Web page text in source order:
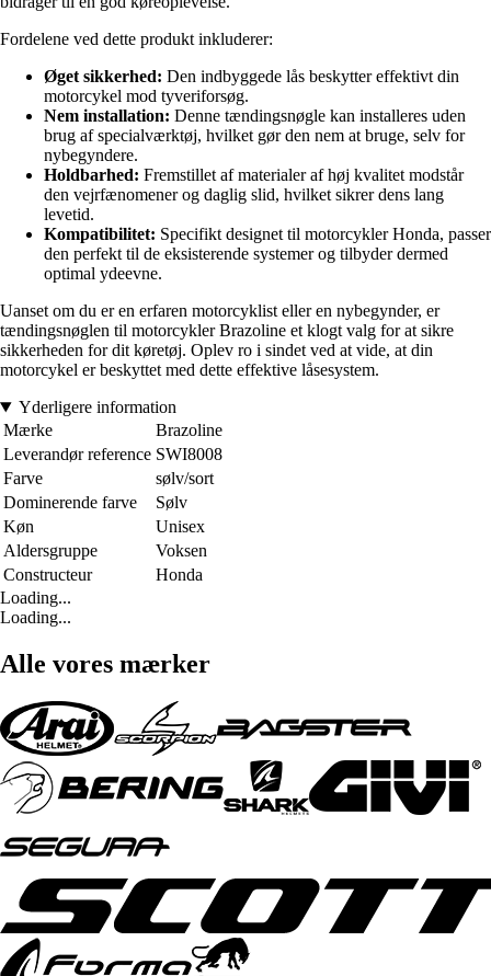
Fordelene ved dette produkt inkluderer:
Øget sikkerhed: Den indbyggede lås beskytter effektivt din
motorcykel mod tyveriforsøg.
Nem installation: Denne tændingsnøgle kan installeres uden
brug af specialværktøj, hvilket gør den nem at bruge, selv for
nybegyndere.
Holdbarhed: Fremstillet af materialer af høj kvalitet modstår
den vejrfænomener og daglig slid, hvilket sikrer dens lang
levetid.
Kompatibilitet: Specifikt designet til motorcykler Honda, passer
den perfekt til de eksisterende systemer og tilbyder dermed
optimal ydeevne.
Uanset om du er en erfaren motorcyklist eller en nybegynder, er
tændingsnøglen til motorcykler Brazoline et klogt valg for at sikre
sikkerheden for dit køretøj. Oplev ro i sindet ved at vide, at din
motorcykel er beskyttet med dette effektive låsesystem.
Yderligere information
Mærke
Brazoline
Leverandør reference SWI8008
Farve
sølv/sort
Dominerende farve
Sølv
Køn
Unisex
Aldersgruppe
Voksen
Constructeur
Honda
Loading...
Loading...
Alle vores mærker